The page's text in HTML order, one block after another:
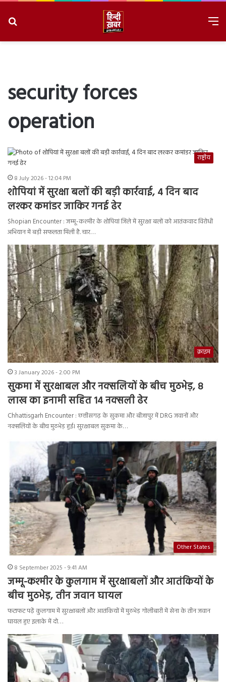
security forces
operation
राष्ट्रीय
8 July 2026 - 12:04 PM
शोपियां में सुरक्षा बलों की बड़ी कार्रवाई, 4 दिन बाद
लश्कर कमांडर जाकिर गनई ढेर
Shopian Encounter : जम्मू-कश्मीर के शोपियां जिले में सुरक्षा बलों को आतंकवाद विरोधी
अभियान में बड़ी सफलता मिली है. चार…
क्राइम
3 January 2026 - 2:00 PM
सुकमा में सुरक्षाबल और नक्सलियों के बीच मुठभेड़, 8
लाख का इनामी सहित 14 नक्सली ढेर
Chhattisgarh Encounter : छत्तीसगढ़ के सुकमा और बीजापुर में DRG जवानों और
नक्सलियों के बीच मुठभेड़ हुई। सुरक्षाबल सुकमा के…
Other States
8 September 2025 - 9:41 AM
जम्मू-कश्मीर के कुलगाम में सुरक्षाबलों और आतंकियों के
बीच मुठभेड़, तीन जवान घायल
फटाफट पढ़ें कुलगाम में सुरक्षाबलों और आतंकियों में मुठभेड़ गोलीबारी में सेना के तीन जवान
घायल हुए इलाके में दो…